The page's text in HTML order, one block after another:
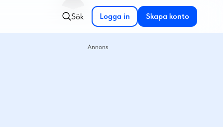
Sök Logga in Skapa konto